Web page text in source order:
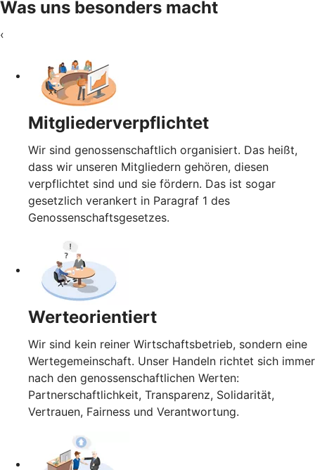
Was uns besonders macht
‹
Mitgliederverpflichtet
Wir sind genossenschaftlich organisiert. Das heißt,
dass wir unseren Mitgliedern gehören, diesen
verpflichtet sind und sie fördern. Das ist sogar
gesetzlich verankert in Paragraf 1 des
Genossenschaftsgesetzes.
Werteorientiert
Wir sind kein reiner Wirtschaftsbetrieb, sondern eine
Wertegemeinschaft. Unser Handeln richtet sich immer
nach den genossenschaftlichen Werten:
Partnerschaftlichkeit, Transparenz, Solidarität,
Vertrauen, Fairness und Verantwortung.